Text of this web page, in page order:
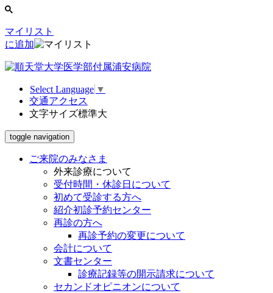
マイリスト
に追加
Select Language ▼
交通アクセス
文字サイズ標準大
toggle navigation
ご来院のみなさま
外来診療について
受付時間・休診日について
初めて受診する方へ
紹介初診予約センター
再診の方へ
再診予約の変更について
会計について
文書センター
診療記録等の開示請求について
セカンドオピニオンについて